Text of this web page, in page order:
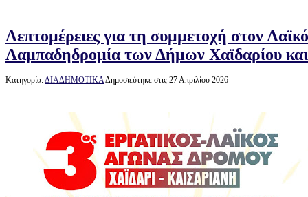
Λεπτομέρειες για τη συμμετοχή στον
Λαμπαδηδρομία των Δήμων Χαϊδαρίου
Κατηγορία:ΔΙΑΔΗΜΟΤΙΚΑΔημοσιεύτηκε στις 27 Απριλίου 2026